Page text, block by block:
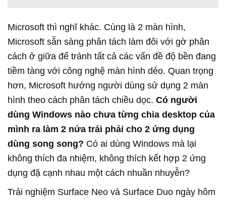
Microsoft thì nghĩ khác. Cùng là 2 màn hình,
Microsoft sẵn sàng phân tách làm đôi với gờ phân
cách ở giữa để tránh tất cả các vấn đề độ bền đang
tiềm tàng với công nghệ màn hình dẻo. Quan trọng
hơn, Microsoft hướng người dùng sử dụng 2 màn
hình theo cách phân tách chiều dọc. Có người
dùng Windows nào chưa từng chia desktop của
mình ra làm 2 nửa trái phải cho 2 ứng dụng
dùng song song? Có ai dùng Windows mà lại
không thích đa nhiệm, không thích kết hợp 2 ứng
dụng đặ cạnh nhau một cách nhuần nhuyễn?
Trải nghiệm Surface Neo và Surface Duo ngày hôm